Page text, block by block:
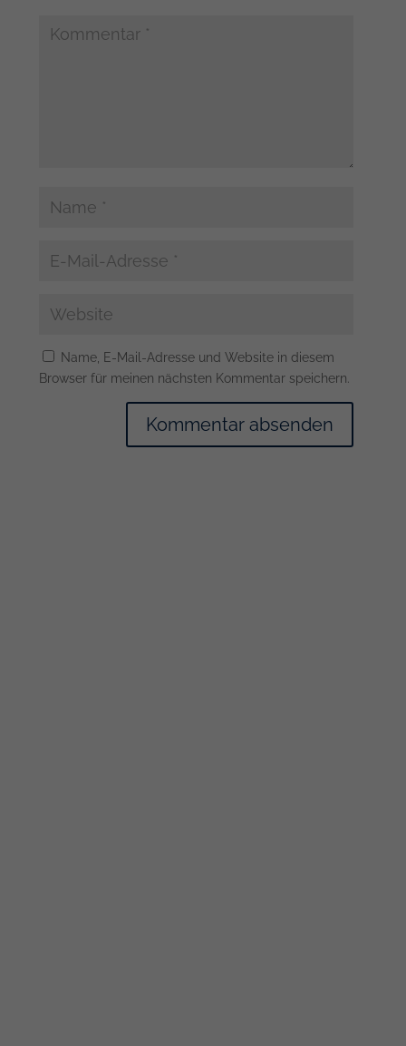
Name, E-Mail-Adresse und Website in diesem
Browser für meinen nächsten Kommentar speichern.